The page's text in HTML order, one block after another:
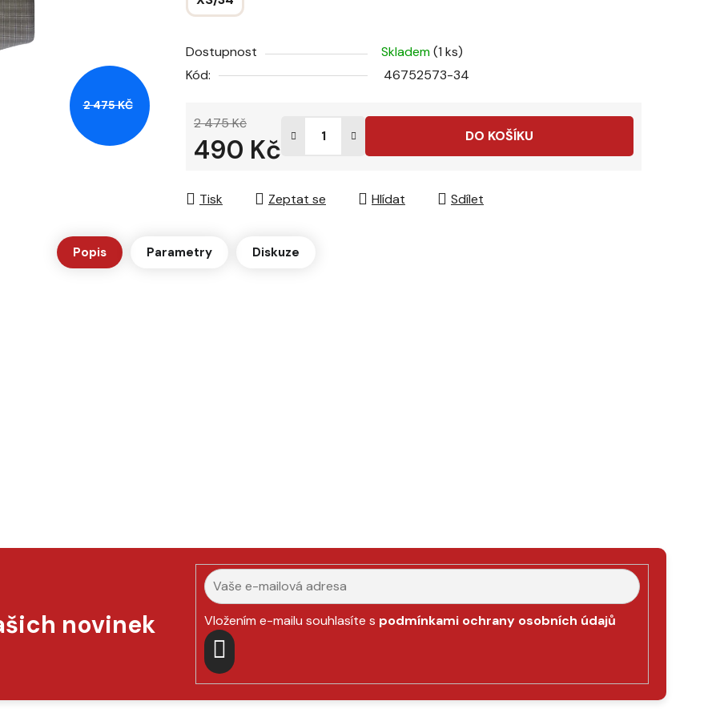
hvězdiček.
Dostupnost Skladem(1 ks)
Kód:
46752573-34
2 475 Kč
490 Kč DO KOŠÍKU
Tisk Zeptat se Hlídat Sdílet
2 475 KČ
Popis Parametry Diskuze
novinek Vložením e-mailu souhlasíte s podmínkami ochrany osobních údajů
PŘIHLÁSIT
SE